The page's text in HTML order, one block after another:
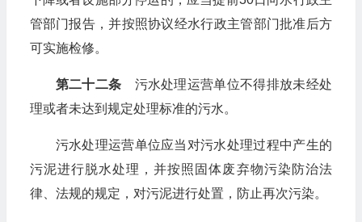
管部门报告，并按照协议经水行政主管部门批准后方
可实施检修。
第二十二条 污水处理运营单位不得排放未经处
理或者未达到规定处理标准的污水。
污水处理运营单位应当对污水处理过程中产生的
污泥进行脱水处理，并按照固体废弃物污染防治法
律、法规的规定，对污泥进行处置，防止再次污染。